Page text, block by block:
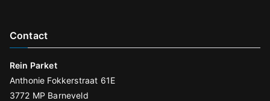
it
e
l
Contact
Rein Parket
Anthonie Fokkerstraat 61E
3772 MP Barneveld